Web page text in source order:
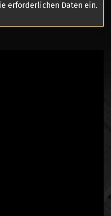
erforderlichen Daten ein.